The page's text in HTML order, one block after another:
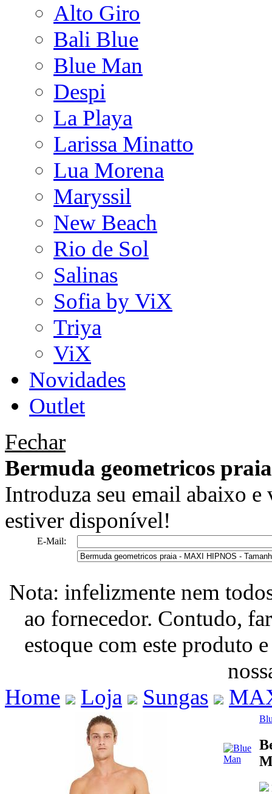
Alto Giro
Bali Blue
Blue Man
Despi
La Playa
Larissa Minatto
Lua Morena
Maryssil
New Beach
Rio de Sol
Salinas
Sofia by ViX
Triya
ViX
Novidades
Outlet
Fechar
Bermuda geometricos
Introduza seu email abaixo
estiver disponível!
E-Mail:
Nota: infelizmente nem
ao fornecedor. Contudo,
estoque com este produto
Home
Loja Sungas